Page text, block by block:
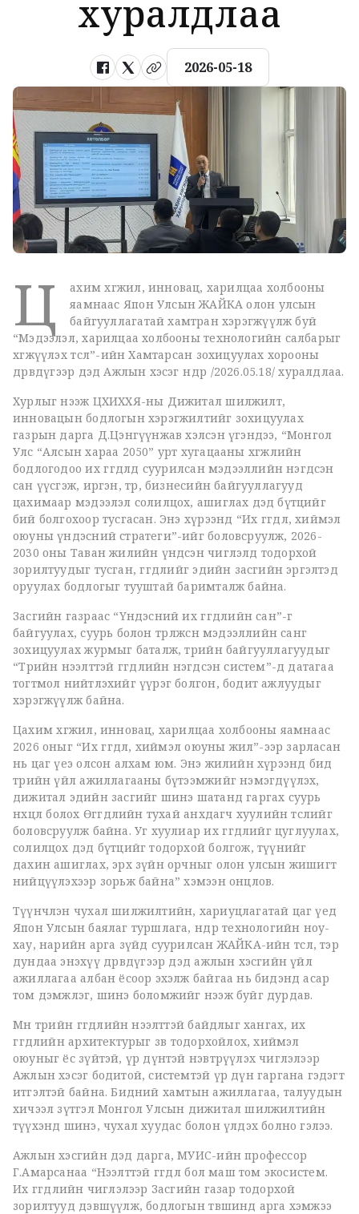
хуралдлаа
2026-05-18
Ц
ахим хөгжил, инновац, харилцаа холбооны
яамнаас Япон Улсын ЖАЙКА олон улсын
байгууллагатай хамтран хэрэгжүүлж буй
“Мэдээлэл, харилцаа холбооны технологийн салбарыг
хөгжүүлэх төсөл”-ийн Хамтарсан зохицуулах хорооны
дөрөвдүгээр дэд Ажлын хэсэг өнөөдөр /2026.05.18/ хуралдлаа.
Хурлыг нээж ЦХИХХЯ-ны Дижитал шилжилт,
инновацын бодлогын хэрэгжилтийг зохицуулах
газрын дарга Д.Цэнгүүнжав хэлсэн үгэндээ, “Монгол
Улс “Алсын хараа 2050” урт хугацааны хөгжлийн
бодлогодоо их өгөгдөлд суурилсан мэдээллийн нэгдсэн
сан үүсгэж, иргэн, төр, бизнесийн байгууллагууд
цахимаар мэдээлэл солилцох, ашиглах дэд бүтцийг
бий болгохоор тусгасан. Энэ хүрээнд “Их өгөгдөл, хиймэл
оюуны үндэсний стратеги”-ийг боловсруулж, 2026-
2030 оны Таван жилийн үндсэн чиглэлд тодорхой
зорилтуудыг тусган, өгөгдлийг эдийн засгийн эргэлтэд
оруулах бодлогыг тууштай баримталж байна.
Засгийн газраас “Үндэсний их өгөгдлийн сан”-г
байгуулах, суурь болон төрөлжсөн мэдээллийн санг
зохицуулах журмыг баталж, төрийн байгууллагуудыг
“Төрийн нээлттэй өгөгдлийн нэгдсэн систем”-д датагаа
тогтмол нийтлэхийг үүрэг болгон, бодит ажлуудыг
хэрэгжүүлж байна.
Цахим хөгжил, инновац, харилцаа холбооны яамнаас
2026 оныг “Их өгөгдөл, хиймэл оюуны жил”-ээр зарласан
нь цаг үеэ олсон алхам юм. Энэ жилийн хүрээнд бид
төрийн үйл ажиллагааны бүтээмжийг нэмэгдүүлэх,
дижитал эдийн засгийг шинэ шатанд гаргах суурь
нөхцөл болох Өгөгдлийн тухай анхдагч хуулийн төслийг
боловсруулж байна. Уг хуулиар их өгөгдлийг цуглуулах,
солилцох дэд бүтцийг тодорхой болгож, түүнийг
дахин ашиглах, эрх зүйн орчныг олон улсын жишигт
нийцүүлэхээр зорьж байна” хэмээн онцлов.
Түүнчлэн чухал шилжилтийн, хариуцлагатай цаг үед
Япон Улсын баялаг туршлага, өндөр технологийн ноу-
хау, нарийн арга зүйд суурилсан ЖАЙКА-ийн төсөл, тэр
дундаа энэхүү дөрөвдүгээр дэд ажлын хэсгийн үйл
ажиллагаа албан ёсоор эхэлж байгаа нь бидэнд асар
том дэмжлэг, шинэ боломжийг нээж буйг дурдав.
Мөн төрийн өгөгдлийн нээлттэй байдлыг хангах, их
өгөгдлийн архитектурыг зөв тодорхойлох, хиймэл
оюуныг ёс зүйтэй, үр дүнтэй нэвтрүүлэх чиглэлээр
Ажлын хэсэг бодитой, системтэй үр дүн гаргана гэдэгт
итгэлтэй байна. Бидний хамтын ажиллагаа, талуудын
хичээл зүтгэл Монгол Улсын дижитал шилжилтийн
түүхэнд шинэ, чухал хуудас болон үлдэх болно гэлээ.
Ажлын хэсгийн дэд дарга, МУИС-ийн профессор
Г.Амарсанаа “Нээлттэй өгөгдөл бол маш том экосистем.
Их өгөгдлийн чиглэлээр Засгийн газар тодорхой
зорилтууд дэвшүүлж, бодлогын төвшинд арга хэмжээ